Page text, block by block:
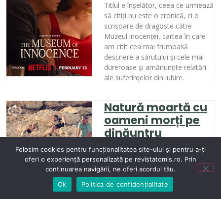
Titlul e înșelător, ceea ce urmează
să citiți nu este o cronică, ci o
scrisoare de dragoste către
Muzeul inocenței, cartea în care
am citit cea mai frumoasă
descriere a sărutului și cele mai
dureroase și amănunțite relatări
ale suferințelor din iubire.
Natură moartă cu
oameni morți pe
dinăuntru
ALBERTO PĂDURARU
Am fost la premiera filmului Un loc
sigur, debutul în lungmetraj al
prozatoarei Cecilia Ștefănescu
Folosim cookies pentru funcționalitatea site-ului și pentru a-ți
oferi o experiență personalizată pe revistatomis.ro. Prin
continuarea navigării, ne oferi acordul tău.
Ok
Politica de confidențialitate